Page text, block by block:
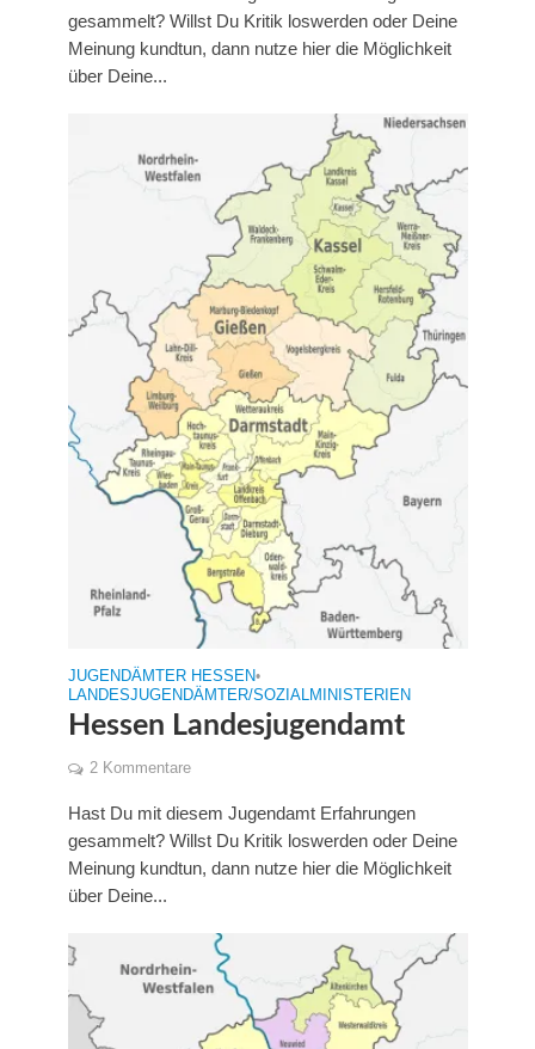
gesammelt? Willst Du Kritik loswerden oder Deine
Meinung kundtun, dann nutze hier die Möglichkeit
über Deine...
JUGENDÄMTER HESSEN•
LANDESJUGENDÄMTER/SOZIALMINISTERIEN
Hessen Landesjugendamt
2 Kommentare
Hast Du mit diesem Jugendamt Erfahrungen
gesammelt? Willst Du Kritik loswerden oder Deine
Meinung kundtun, dann nutze hier die Möglichkeit
über Deine...